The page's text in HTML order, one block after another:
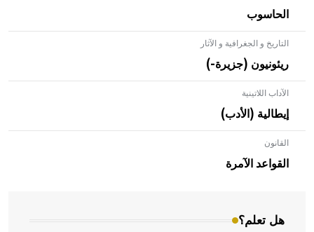
الحاسوب
التاريخ و الجغرافية و الآثار
ريئونيون (جزيرة-)
الآداب اللاتينية
إيطالية (الأدب)
القانون
القواعد الآمرة
هل تعلم؟
- هل تعلم أن الأبلق نوع من الفنون الهندسية التي ارتبطت
بالعمارة الإسلامية في بلاد الشام ومصر خاصة، حيث يحرص
المعمار على بناء مداميكه وخاصة في الواجهات